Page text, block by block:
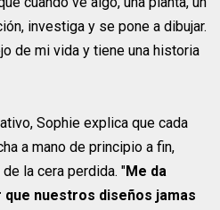
investiga y se pone a dibujar.
de mi vida y tiene una historia
Sophie explica que cada
a mano de principio a fin,
la cera perdida. "Me da
que nuestros diseños jamas